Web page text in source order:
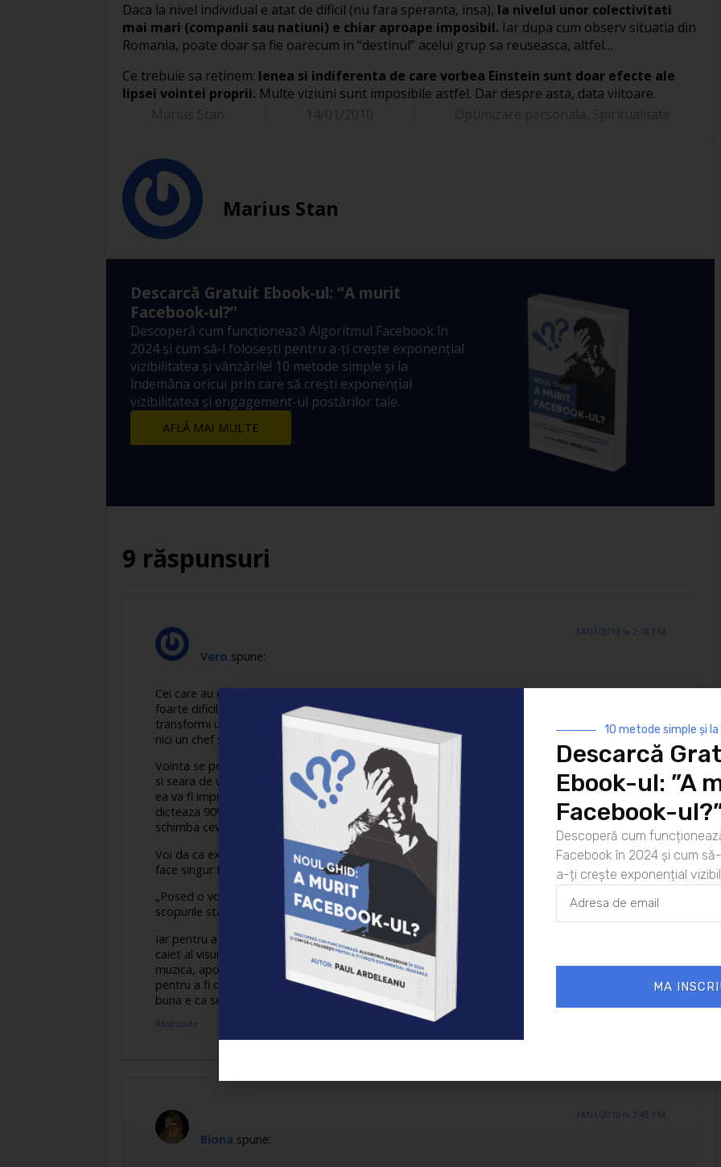
Daca la nivel individual e atat de dificil (nu fara speranta, insa), la nivelul unor colectivitati
mai mari (companii sau natiuni) e chiar aproape imposibil. Iar dupa cum observ situatia din
Romania, poate doar sa fie oarecum in “destinul” acelui grup sa reuseasca, altfel…
Ce trebuie sa retinem: lenea si indiferenta de care vorbea Einstein sunt doar efecte ale
lipsei vointei proprii. Multe viziuni sunt imposibile astfel. Dar despre asta, data viitoare.
Marius Stan
Descarcă Gratuit Ebook-ul: ”A murit
Facebook-ul?”
Descoperă cum funcționează Algoritmul Facebook în
2024 și cum să-l folosești pentru a-ți crește exponențial
vizibilitatea și vânzările! 10 metode simple și la
îndemâna oricui prin care să crești exponențial
vizibilitatea și engagement-ul postărilor tale.
AFLĂ MAI MULTE
9 răspunsuri
Vero spune:
14/01/2010 la 2:18 PM
Cei care au o vointa slaba si-o pot intari nu printr-o munca de viata, fiindca la nivel constient e
foarte dificil sa schimbi ceva, mai ales ca pentru a schimba ceva in tine – spre exemplu sa
transformi un defect intr-o calitate – e nevoie de efort, iar cei care nu stau bine cu vointa n-au
nici un chef sa faca eforturi, prin urmare nu se vor schimba efectiv niciodata.
Vointa se poate intari prin autosugestie, printr-o formula simpla si la obiect repetata dimineata
si seara de vreo 30 de ori/sedinta timp de cateva luni. Subconstientul va inregistra comanda si
ea va fi imprimata indeosebi in creierul emotional, ceea ce asigura reusita. Subconstientul
dicteaza 90% din purtarea noastra, iar noi, inconstienti ce suntem, avem senzatia ca putem
schimba ceva la nivel de constient. Nu, nu putem. Va trebui sa intervenim in profunzime.
Voi da ca exemplu aici o formula ce apartine d-lui Pavel Corut, dar bineinteles fiecare isi poate
face singur formula, mai scurta, mai lunga, dupa cum doreste:
„Posed o vointa puternica, exersata si calita in evenimentele vietii. Imi urmaresc cu tenacitate
scopurile stabilite, inving toate tentatiile si obstacolele din cale si obtin intotdeauna succese.”
Iar pentru a face ca lucrurile sa se intample asa cum iti doresti tu, ai neaparata nevoie de un
caiet al visurilor in care sa-ti scrii obiectivele si in care sa lipesti poze colorate, apoi vizualizare pe
muzica, apoi un jurnal al visurilor in care scrii zilnic ce actiuni ai intreprins in ziua respectiva
pentru a fi cu un pas mai aproape de ceea ce-ti doresti. Dar e nevoie si de disciplina, iar vestea
buna e ca se poate obtine daca nu o avem :)
Răspunde
Biona spune:
14/01/2010 la 2:43 PM
10 metode simple și
Descarcă
Ebook-ul: ”A
Facebook-
Descoperă cum
Facebook în 2024 și cum
a-ți crește exponențial
MA